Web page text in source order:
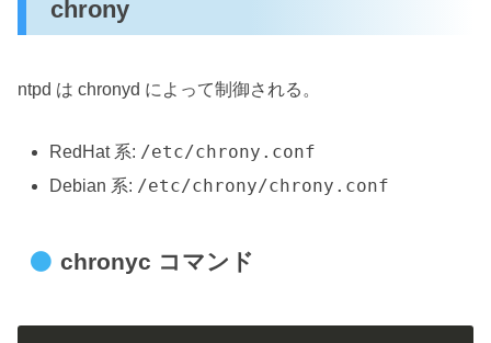
chrony
ntpd は chronyd によって制御される。
RedHat 系: /etc/chrony.conf
Debian 系: /etc/chrony/chrony.conf
chronyc コマンド